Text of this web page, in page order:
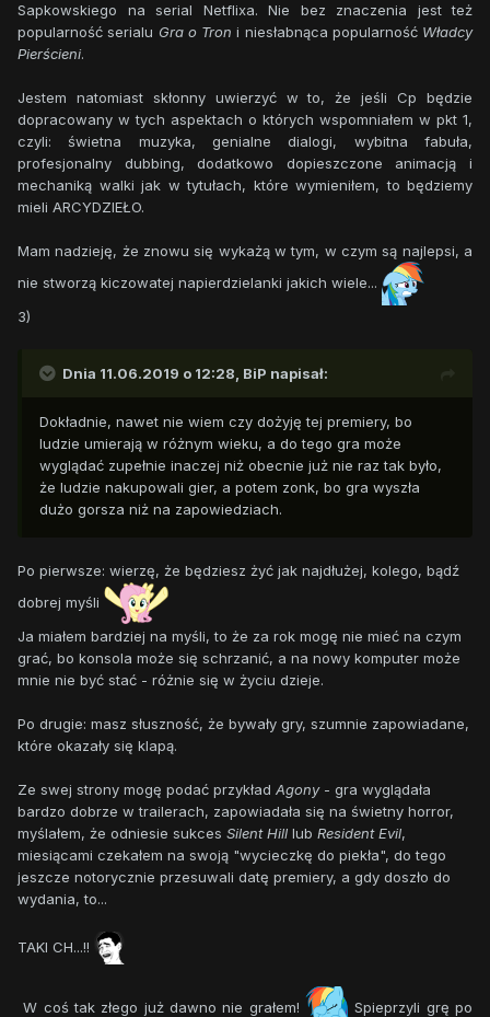
Sapkowskiego na serial Netflixa. Nie bez znaczenia jest też
popularność serialu Gra o Tron i niesłabnąca popularność Władcy
Pierścieni.
Jestem natomiast skłonny uwierzyć w to, że jeśli Cp będzie
dopracowany w tych aspektach o których wspomniałem w pkt 1,
czyli: świetna muzyka, genialne dialogi, wybitna fabuła,
profesjonalny dubbing, dodatkowo dopieszczone animacją i
mechaniką walki jak w tytułach, które wymieniłem, to będziemy
mieli ARCYDZIEŁO.
Mam nadzieję, że znowu się wykażą w tym, w czym są najlepsi, a
nie stworzą kiczowatej napierdzielanki jakich wiele...
3)
Dnia 11.06.2019 o 12:28, BiP napisał:
Dokładnie, nawet nie wiem czy dożyję tej premiery, bo
ludzie umierają w różnym wieku, a do tego gra może
wyglądać zupełnie inaczej niż obecnie już nie raz tak było,
że ludzie nakupowali gier, a potem zonk, bo gra wyszła
dużo gorsza niż na zapowiedziach.
Po pierwsze: wierzę, że będziesz żyć jak najdłużej, kolego, bądź
dobrej myśli
Ja miałem bardziej na myśli, to że za rok mogę nie mieć na czym
grać, bo konsola może się schrzanić, a na nowy komputer może
mnie nie być stać - różnie się w życiu dzieje.
Po drugie: masz słuszność, że bywały gry, szumnie zapowiadane,
które okazały się klapą.
Ze swej strony mogę podać przykład Agony- gra wyglądała
bardzo dobrze w trailerach, zapowiadała się na świetny horror,
myślałem, że odniesie sukces Silent Hill lub Resident Evil,
miesiącami czekałem na swoją "wycieczkę do piekła", do tego
jeszcze notorycznie przesuwali datę premiery, a gdy doszło do
wydania, to...
TAKI CH...!!
W coś tak złego już dawno nie grałem!
Spieprzyli grę po